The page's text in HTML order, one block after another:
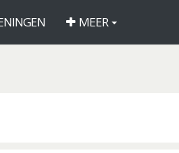
MEER